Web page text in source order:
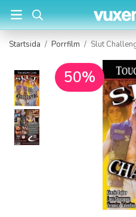
Startsida / Porrfilm / Slut
50%